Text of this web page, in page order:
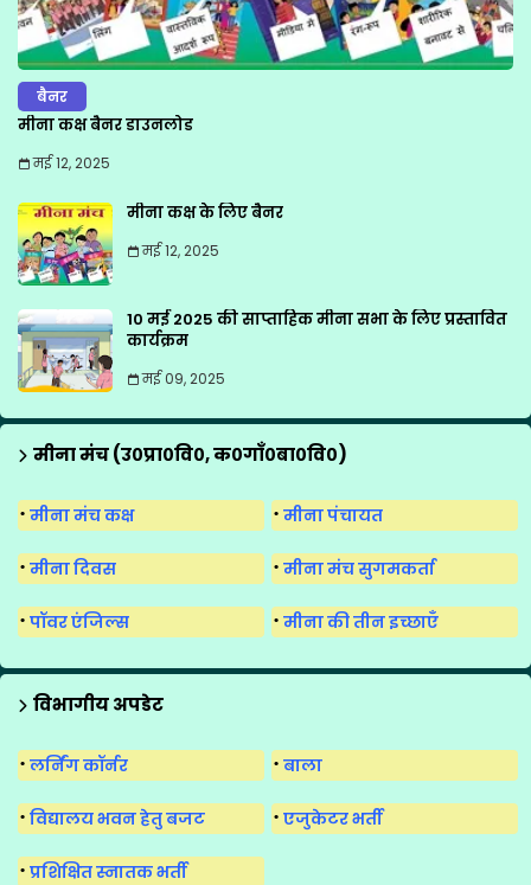
बैनर
मीना कक्ष बैनर डाउनलोड
मई 12, 2025
मीना कक्ष के लिए बैनर
मई 12, 2025
10 मई 2025 की साप्ताहिक मीना सभा के लिए प्रस्तावित
कार्यक्रम
मई 09, 2025
मीना मंच (उ०प्रा०वि०, क०गाँ०बा०वि०)
मीना मंच कक्ष मीना पंचायत
मीना दिवस मीना मंच सुगमकर्ता
पॉवर एंजिल्स मीना की तीन इच्छाएँ
विभागीय अपडेट
लर्निंग कॉर्नर बाला
विद्यालय भवन हेतु बजट एजुकेटर भर्ती
प्रशिक्षित स्नातक भर्ती